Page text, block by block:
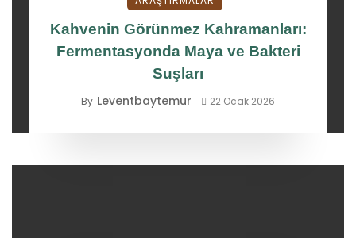
Kahvenin Görünmez Kahramanları:
Fermentasyonda Maya ve Bakteri
Suşları
By Leventbaytemur 22 Ocak 2026